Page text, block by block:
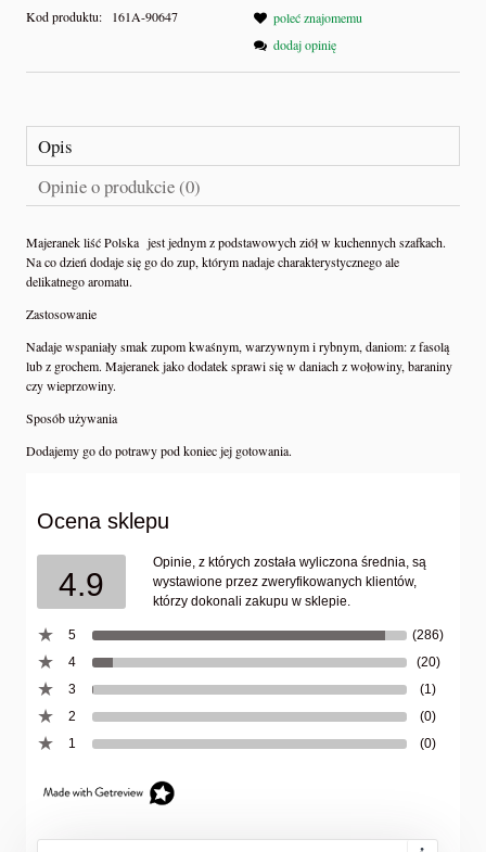
Kod produktu:
161A-90647
poleć znajomemu
dodaj opinię
Opis
Opinie o produkcie (0)
Majeranek liść Polska jest jednym z podstawowych ziół w kuchennych szafkach.
Na co dzień dodaje się go do zup, którym nadaje charakterystycznego ale
delikatnego aromatu.
Zastosowanie
Nadaje wspaniały smak zupom kwaśnym, warzywnym i rybnym, daniom: z fasolą
lub z grochem. Majeranek jako dodatek sprawi się w daniach z wołowiny, baraniny
czy wieprzowiny.
Sposób używania
Dodajemy go do potrawy pod koniec jej gotowania.
Ocena sklepu
4.9
Opinie, z których została wyliczona średnia, są
wystawione przez zweryfikowanych klientów,
którzy dokonali zakupu w sklepie.
5
(286)
4
(20)
3
(1)
2
(0)
1
(0)